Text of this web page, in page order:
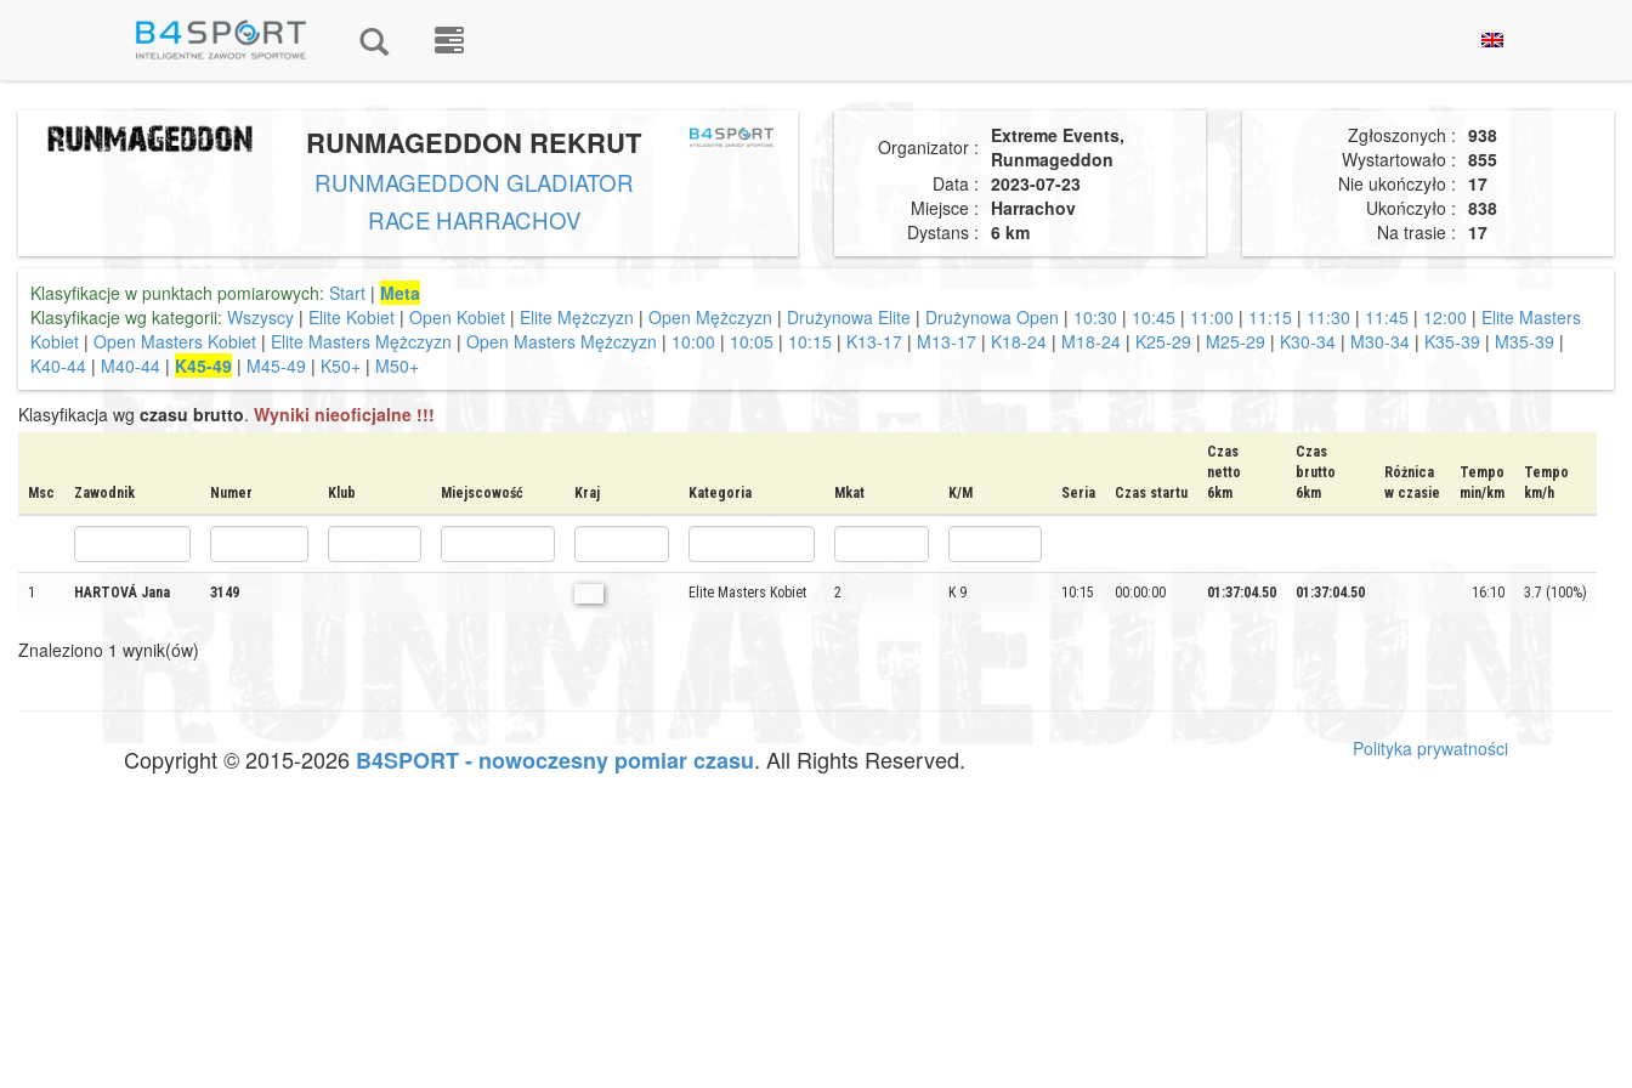
RUNMAGEDDON REKRUT
RUNMAGEDDON GLADIATOR
RACE HARRACHOV
Organizator : Extreme Events,
Runmageddon
Data : 2023-07-23
Miejsce : Harrachov
Dystans : 6 km
Zgłoszonych : 938
Wystartowało : 855
Nie ukończyło : 17
Ukończyło : 838
Na trasie : 17
Klasyfikacje w punktach pomiarowych: Start | Meta
Klasyfikacje wg kategorii: Wszyscy | Elite Kobiet | Open Kobiet | Elite Mężczyzn | Open Mężczyzn | Drużynowa Elite | Drużynowa Open | 10:30 | 10:45 | 11:00 | 11:15 | 11:30 | 11:45 | 12:00 | Elite Masters
Kobiet | Open Masters Kobiet | Elite Masters Mężczyzn | Open Masters Mężczyzn | 10:00 | 10:05 | 10:15 | K13-17 | M13-17 | K18-24 | M18-24 | K25-29 | M25-29 | K30-34 | M30-34 | K35-39 | M35-39 |
K40-44 | M40-44 | K45-49 | M45-49 | K50+ | M50+
Klasyfikacja wg czasu brutto. Wyniki nieoficjalne !!!
Msc Zawodnik Numer Klub Miejscowość Kraj Kategoria Mkat K/M Seria Czas startu
Czas
netto
6km
Czas
brutto
6km
Różnica
w czasie
Tempo
min/km
Tempo
km/h
1 HARTOVÁ Jana 3149 Elite Masters Kobiet 2 K 9 10:15 00:00:00 01:37:04.50 01:37:04.50 16:10 3.7 (100%)
Znaleziono 1 wynik(ów)
Copyright © 2015-2026 B4SPORT - nowoczesny pomiar czasu. All Rights Reserved. Polityka prywatności